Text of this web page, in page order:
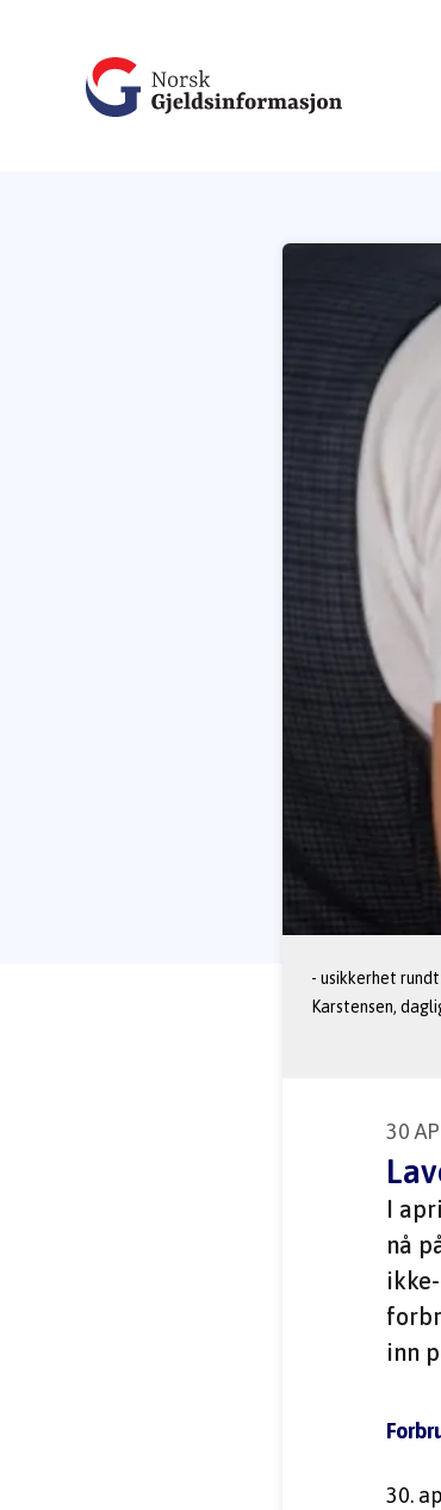
30
I
nå
inn
- usikkerhet
Karstensen,
30.